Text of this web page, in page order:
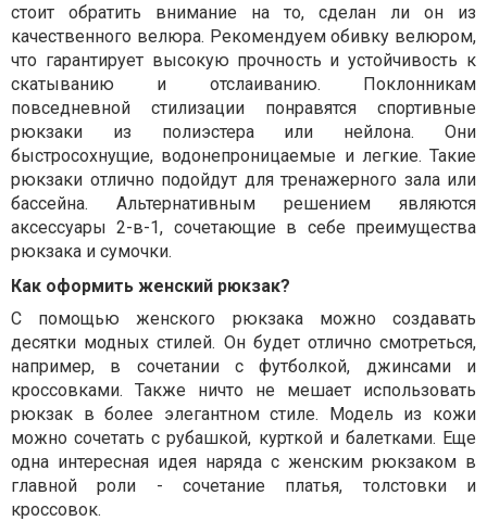
стоит обратить внимание на то, сделан ли он из
качественного велюра. Рекомендуем обивку велюром,
что гарантирует высокую прочность и устойчивость к
скатыванию и отслаиванию. Поклонникам
повседневной стилизации понравятся спортивные
рюкзаки из полиэстера или нейлона. Они
быстросохнущие, водонепроницаемые и легкие. Такие
рюкзаки отлично подойдут для тренажерного зала или
бассейна. Альтернативным решением являются
аксессуары 2-в-1, сочетающие в себе преимущества
рюкзака и сумочки.
Как оформить женский рюкзак?
С помощью женского рюкзака можно создавать
десятки модных стилей. Он будет отлично смотреться,
например, в сочетании с футболкой, джинсами и
кроссовками. Также ничто не мешает использовать
рюкзак в более элегантном стиле. Модель из кожи
можно сочетать с рубашкой, курткой и балетками. Еще
одна интересная идея наряда с женским рюкзаком в
главной роли - сочетание платья, толстовки и
кроссовок.